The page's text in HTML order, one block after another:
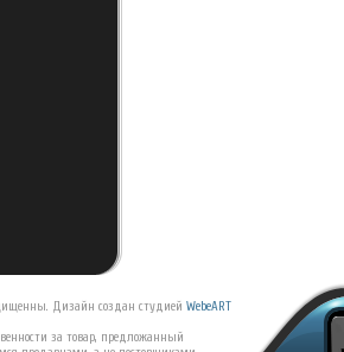
Дизайн создан студией WebeART
за товар, предложанный